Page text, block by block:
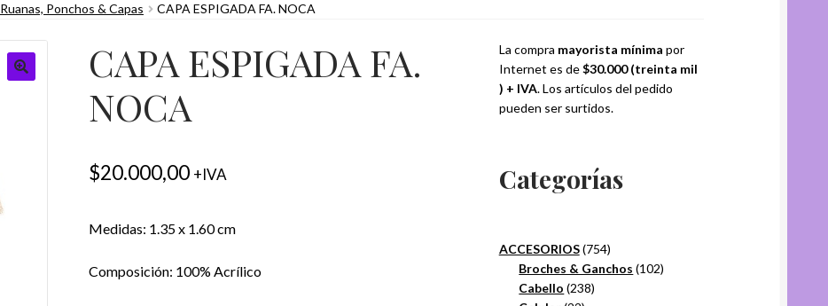
Ruanas, Ponchos & Capas CAPA ESPIGADA FA. NOCA
CAPA ESPIGADA FA.
NOCA
$20.000,00 +IVA
Medidas: 1.35 x 1.60 cm
Composición: 100% Acrílico
La compra mayorista mínima por
Internet es de$30.000 (treinta mil
) + IVA. Los artículos del pedido
pueden ser surtidos.
Categorías
ACCESORIOS 754754
productos
Broches & Ganchos 102102
Cabello 238238